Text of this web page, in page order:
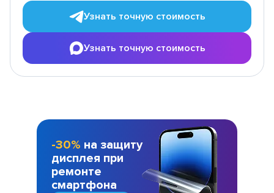
Узнать точную стоимость
Узнать точную стоимость
-30% на защиту
дисплея при
ремонте
смартфона